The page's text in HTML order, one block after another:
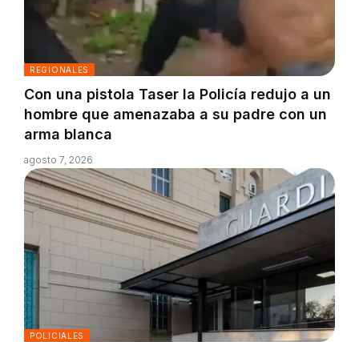
REGIONALES
Con una pistola Taser la Policía redujo a un
hombre que amenazaba a su padre con un
arma blanca
agosto 7, 2026
POLICIALES